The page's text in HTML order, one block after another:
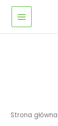
Przejdź
treści
Main
Menu
Strona główna
60g